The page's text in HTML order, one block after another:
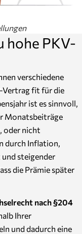
hohe PKV-
verschiedene
Vertrag fit für die
ist es sinnvoll,
Monatsbeiträge
oder nicht
durch Inflation,
steigender
die Prämie später
nach §204
Ihrer
und dadurch eine